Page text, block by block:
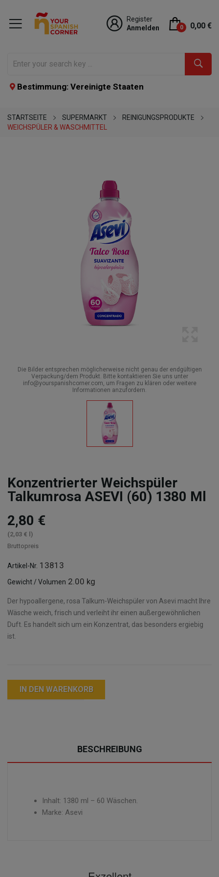
Register
Anmelden
0 0,00 €
Bestimmung: Vereinigte Staaten
STARTSEITE SUPERMARKT
REINIGUNGSPRODUKTE
WEICHSPÜLER & WASCHMITTEL
Die Bilder entsprechen möglicherweise nicht genau der endgültigen
Verpackung/dem Produkt. Bitte kontaktieren Sie uns unter
info@yourspanishcorner.com, um Fragen zu klären oder weitere
Informationen anzufordern.
Konzentrierter Weichspüler
Talkumrosa ASEVI (60) 1380 Ml
2,80 €
(2,03 € l)
Bruttopreis
Artikel-Nr. 13813
Gewicht / Volumen 2.00 kg
Der hypoallergene, rosa Talkum-Weichspüler von Asevi macht Ihre
Wäsche weich, frisch und verleiht ihr einen außergewöhnlichen
Duft. Es handelt sich um ein Konzentrat, das besonders ergiebig
ist.
IN DEN WARENKORB
BESCHREIBUNG
Inhalt: 1380 ml – 60 Wäschen.
Marke: Asevi